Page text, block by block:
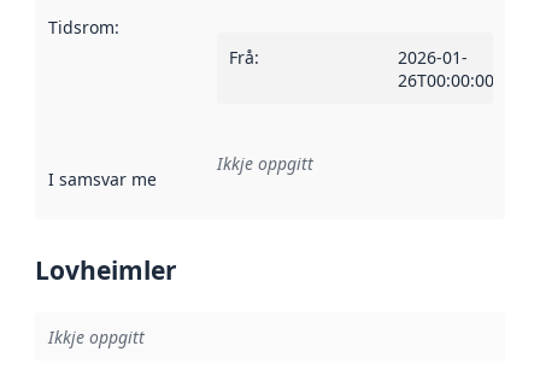
Tidsrom:
Frå:
2026-01-
26T00:00:00Z
I samsvar med Referanse til ei implementeringsregel eller
Ikkje oppgitt
Lovheimler
Ikkje oppgitt